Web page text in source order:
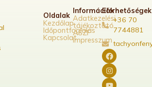
Oldalak
Kezdőlap
Időpontfoglalás
Kapcsolat
Információk
Adatkezelési
tájékoztató
ÁSZF
Impresszum
Elérhetőségek
+36 70
7744881